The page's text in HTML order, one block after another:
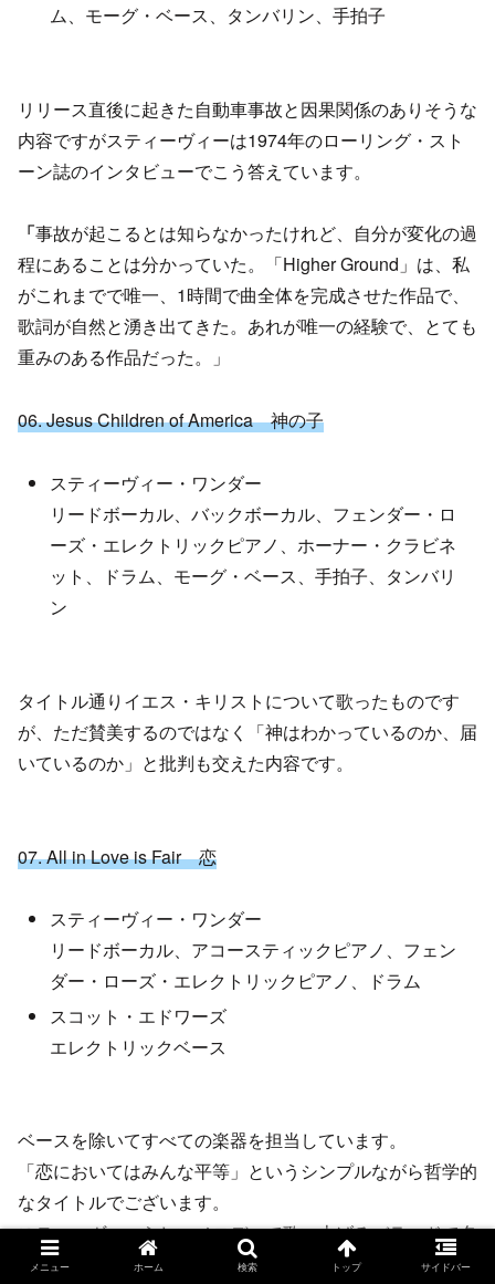
ム、モーグ・ベース、タンバリン、手拍子
リリース直後に起きた自動車事故と因果関係のありそうな
内容ですがスティーヴィーは1974年のローリング・スト
ーン誌のインタビューでこう答えています。
「事故が起こるとは知らなかったけれど、自分が変化の過
程にあることは分かっていた。「Higher Ground」は、私
がこれまでで唯一、1時間で曲全体を完成させた作品で、
歌詞が自然と湧き出てきた。あれが唯一の経験で、とても
重みのある作品だった。」
06. Jesus Children of America 神の子
スティーヴィー・ワンダー
リードボーカル、バックボーカル、フェンダー・ロ
ーズ・エレクトリックピアノ、ホーナー・クラビネ
ット、ドラム、モーグ・ベース、手拍子、タンバリ
ン
タイトル通りイエス・キリストについて歌ったものです
が、ただ賛美するのではなく「神はわかっているのか、届
いているのか」と批判も交えた内容です。
07. All in Love is Fair 恋
スティーヴィー・ワンダー
リードボーカル、アコースティックピアノ、フェン
ダー・ローズ・エレクトリックピアノ、ドラム
スコット・エドワーズ
エレクトリックベース
ベースを除いてすべての楽器を担当しています。
「恋においてはみんな平等」というシンプルながら哲学的
なタイトルでございます。
スティーヴィーらしいメロディで歌い上げるバラードで名
曲です。
メニュー ホーム 検索 トップ サイドバー